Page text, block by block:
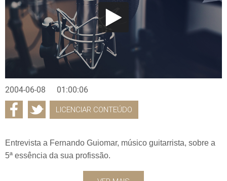
2004-06-08 01:00:06
LICENCIAR CONTEÚDO
Entrevista a Fernando Guiomar, músico guitarrista, sobre a
5ª essência da sua profissão.